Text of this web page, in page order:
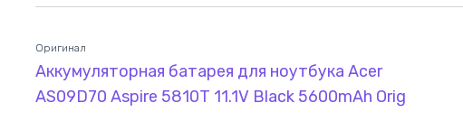
Оригинал
Аккумуляторная батарея для ноутбука Acer
AS09D70 Aspire 5810T 11.1V Black 5600mAh Orig